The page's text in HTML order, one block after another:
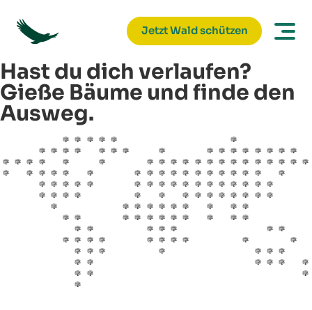
Jetzt Wald schützen
Hast du dich verlaufen?
Gieße Bäume und finde den
Ausweg.